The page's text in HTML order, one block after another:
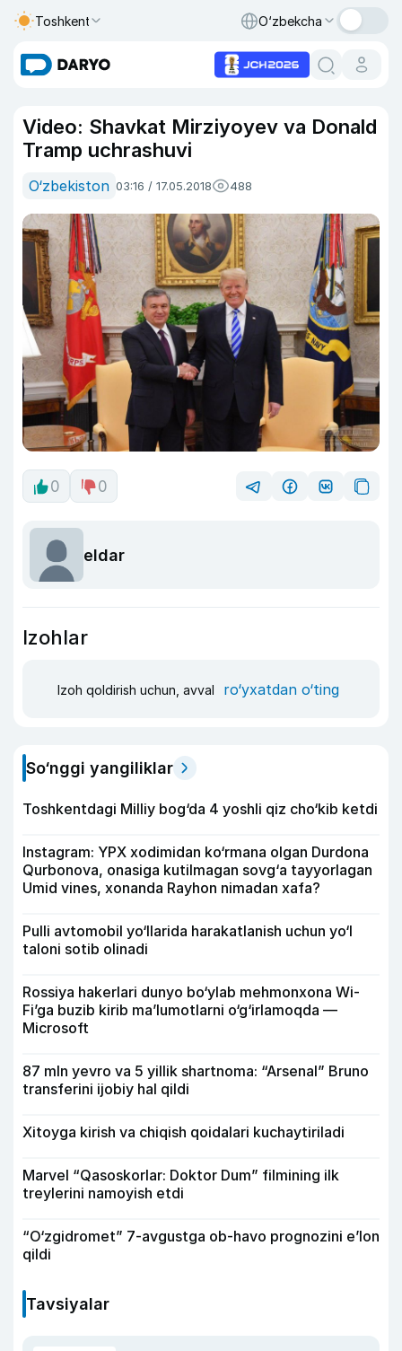
Toshkent O‘zbekcha
Video: Shavkat Mirziyoyev va Donald
Tramp uchrashuvi
O‘zbekiston 03:16 / 17.05.2018 488
0 0
eldar
Izohlar
Izoh qoldirish uchun, avval ro‘yxatdan o‘ting
So‘nggi yangiliklar
Toshkentdagi Milliy bog‘da 4 yoshli qiz cho‘kib ketdi
Instagram: YPX xodimidan ko‘rmana olgan Durdona
Qurbonova, onasiga kutilmagan sovg‘a tayyorlagan
Umid vines, xonanda Rayhon nimadan xafa?
Pulli avtomobil yo‘llarida harakatlanish uchun yo‘l
taloni sotib olinadi
Rossiya hakerlari dunyo bo‘ylab mehmonxona Wi-
Fi’ga buzib kirib ma’lumotlarni o‘g‘irlamoqda —
Microsoft
87 mln yevro va 5 yillik shartnoma: “Arsenal” Bruno
transferini ijobiy hal qildi
Xitoyga kirish va chiqish qoidalari kuchaytiriladi
Marvel “Qasoskorlar: Doktor Dum” filmining ilk
treylerini namoyish etdi
“O‘zgidromet” 7-avgustga ob-havo prognozini e’lon
qildi
Tavsiyalar